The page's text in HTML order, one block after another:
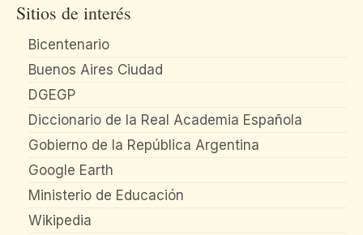
Sitios de interés
Bicentenario
Buenos Aires Ciudad
DGEGP
Diccionario de la Real Academia Española
Gobierno de la República Argentina
Google Earth
Ministerio de Educación
Wikipedia